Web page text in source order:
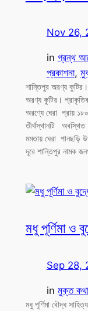
Nov 26,
in গ্রন্থ
প্রকাশনা,
শান্তিপুর অরণ্য কুটির।
অরণ্য কুটির। প্রাকৃতিক
অরণ্যে ঘেরা প্রায়
তীর্থস্থানটি অবস্থিত
মমতায় ঘেরা পানছড়ি
দূরে শান্তিপুর নামক
মধু পূর্ণিমা ও
Sep 28,
in মুক্ত কথা
মধু পূর্ণিমা বৌদ্ধ